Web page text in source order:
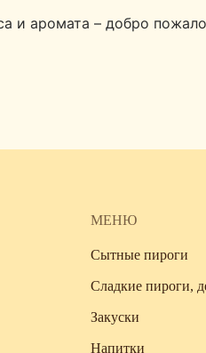
и аромата – добро
МЕНЮ
Сытные пироги
Сладкие пироги,
Закуски
Напитки